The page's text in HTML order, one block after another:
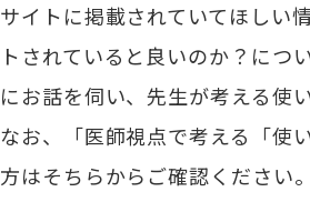
サイトに掲載されていてほしい
トされていると良いのか？につ
にお話を伺い、先生が考える使
なお、「医師視点で考える「使
方はそちらからご確認ください。